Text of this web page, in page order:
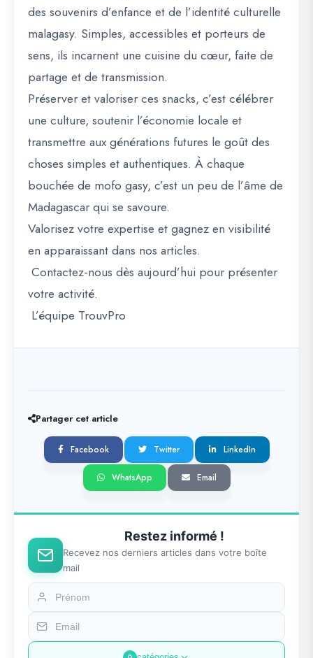
des souvenirs d’enfance et de l’identité culturelle
malagasy. Simples, accessibles et porteurs de
sens, ils incarnent une cuisine du cœur, faite de
partage et de transmission.
Préserver et valoriser ces snacks, c’est célébrer
une culture, soutenir l’économie locale et
transmettre aux générations futures le goût des
choses simples et authentiques. À chaque
bouchée de mofo gasy, c’est un peu de l’âme de
Madagascar qui se savoure.
Valorisez votre expertise et gagnez en visibilité
en apparaissant dans nos articles.
Contactez-nous dès aujourd’hui pour présenter
votre activité.
L’équipe TrouvPro
Partager cet article
Facebook Twitter LinkedIn
WhatsApp Email
Restez informé !
Recevez nos derniers articles dans votre boîte
mail